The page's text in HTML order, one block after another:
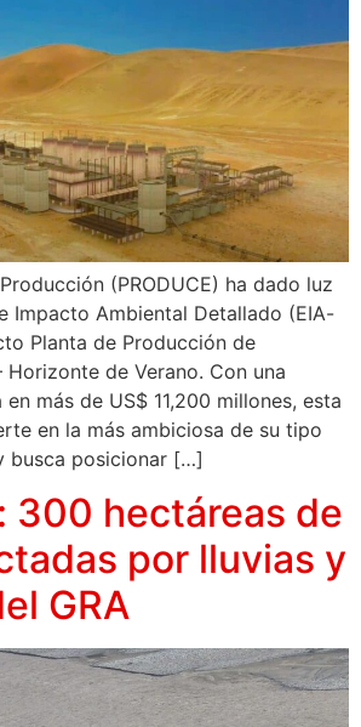
(PRODUCE) ha dado luz
Impacto Ambiental Detallado (EIA-
Planta de Producción de
Horizonte de Verano. Con una
más de US$ 11,200 millones, esta
en la más ambiciosa de su tipo
busca posicionar […]
300 hectáreas de
por lluvias y
GRA